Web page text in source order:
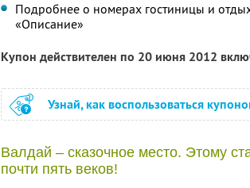
Подробнее о номерах гостиницы и
«Описание»
Купон действителен по 20 июня 2012
Узнай, как воспользоваться
Валдай – сказочное место. Этому
почти пять веков!